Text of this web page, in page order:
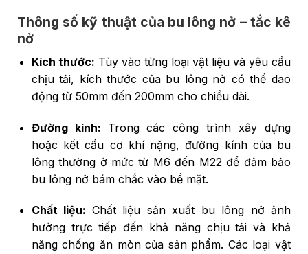
Thông số kỹ thuật của bu lông nở – tắc kê
nở
Kích thước: Tùy vào từng loại vật liệu và yêu cầu
chịu tải, kích thước của bu lông nở có thể dao
động từ 50mm đến 200mm cho chiều dài.
Đường kính: Trong các công trình xây dựng
hoặc kết cấu cơ khí nặng, đường kính của bu
lông thường ở mức từ M6 đến M22 để đảm bảo
bu lông nở bám chắc vào bề mặt.
Chất liệu: Chất liệu sản xuất bu lông nở ảnh
hưởng trực tiếp đến khả năng chịu tải và khả
năng chống ăn mòn của sản phẩm. Các loại vật